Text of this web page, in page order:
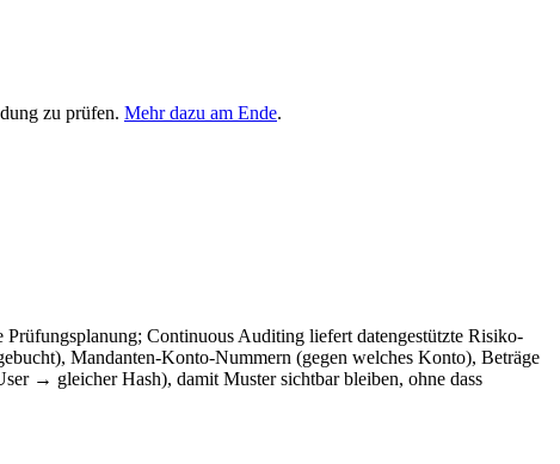
zu prüfen. Mehr dazu am Ende.
Continuous Auditing liefert datengestützte Risiko-
Mandanten-Konto-Nummern (gegen welches Konto), Beträge
→ gleicher Hash), damit Muster sichtbar bleiben, ohne dass